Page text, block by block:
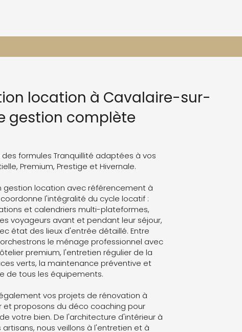
location à Cavalaire-sur-
gestion complète
formules Tranquillité adaptées à vos
Premium, Prestige et Hivernale.
gestion location avec référencement à
l'intégralité du cycle locatif :
et calendriers multi-plateformes,
voyageurs avant et pendant leur séjour,
état des lieux d'entrée détaillé. Entre
le ménage professionnel avec
premium, l'entretien régulier de la
verts, la maintenance préventive et
de tous les équipements.
vos projets de rénovation à
et proposons du déco coaching pour
votre bien. De l'architecture d'intérieur à
nous veillons à l'entretien et à